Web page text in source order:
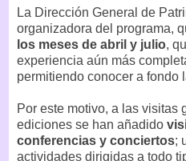
La Dirección General de
organizadora del programa,
los meses de abril y julio,
experiencia aún más
permitiendo conocer a fondo
Por este motivo, a las visitas
ediciones se han añadido
conferencias y conciertos;
actividades dirigidas a todo